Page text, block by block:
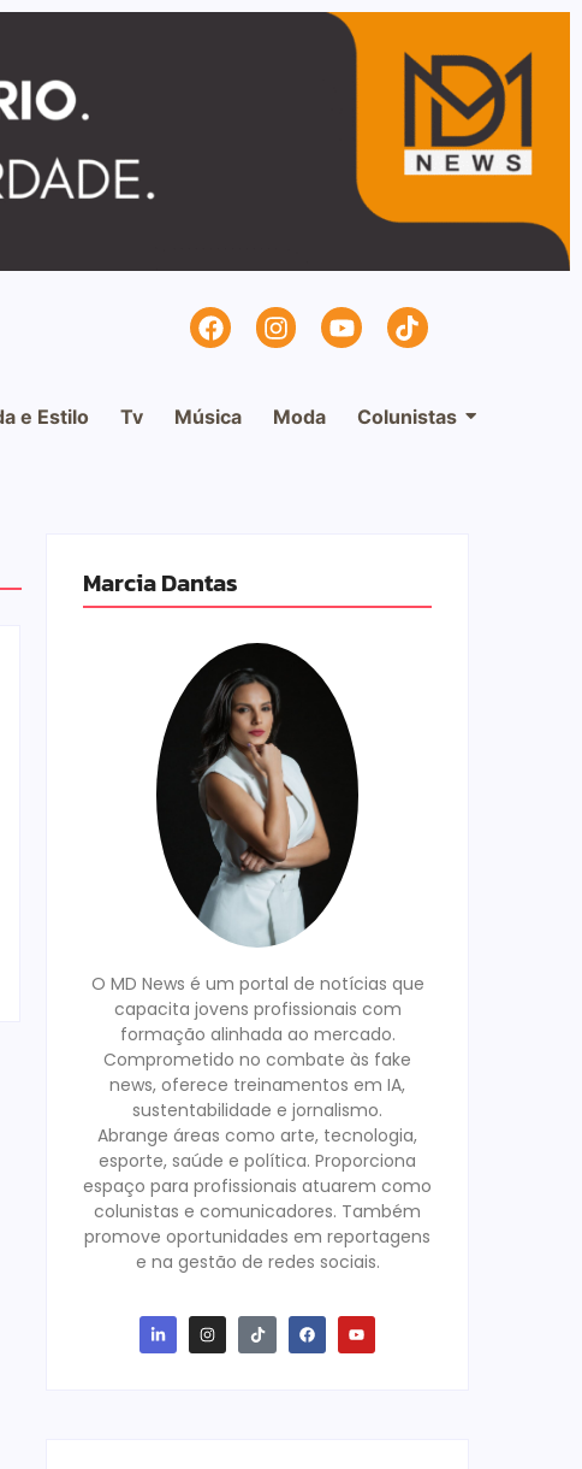
e Estilo Tv Música Moda Colunistas
Marcia Dantas
O MD News é um portal de notícias que
capacita jovens profissionais com
formação alinhada ao mercado.
Comprometido no combate às fake
news, oferece treinamentos em IA,
sustentabilidade e jornalismo.
Abrange áreas como arte, tecnologia,
esporte, saúde e política. Proporciona
espaço para profissionais atuarem como
colunistas e comunicadores. Também
promove oportunidades em reportagens
e na gestão de redes sociais.